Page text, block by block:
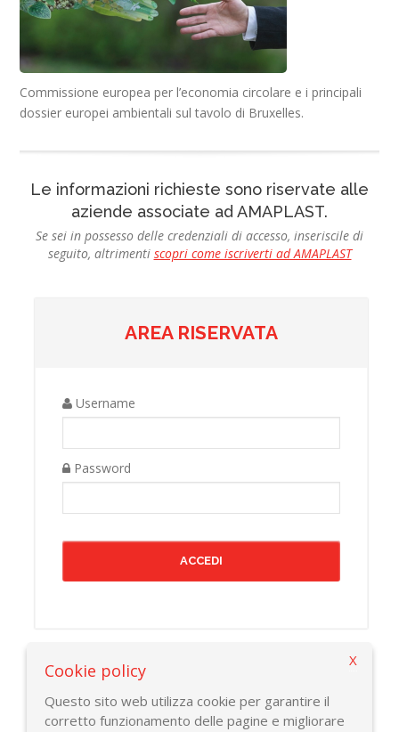
Commissione europea per l’economia circolare e i principali
dossier europei ambientali sul tavolo di Bruxelles.
Le informazioni richieste sono riservate alle
aziende associate ad AMAPLAST.
Se sei in possesso delle credenziali di accesso, inseriscile di
seguito, altrimenti scopri come iscriverti ad AMAPLAST
AREA RISERVATA
Username
Password
Torna alla pagina precedente
Cookie policy
Questo sito web utilizza cookie per garantire il
corretto funzionamento delle pagine e migliorare
X